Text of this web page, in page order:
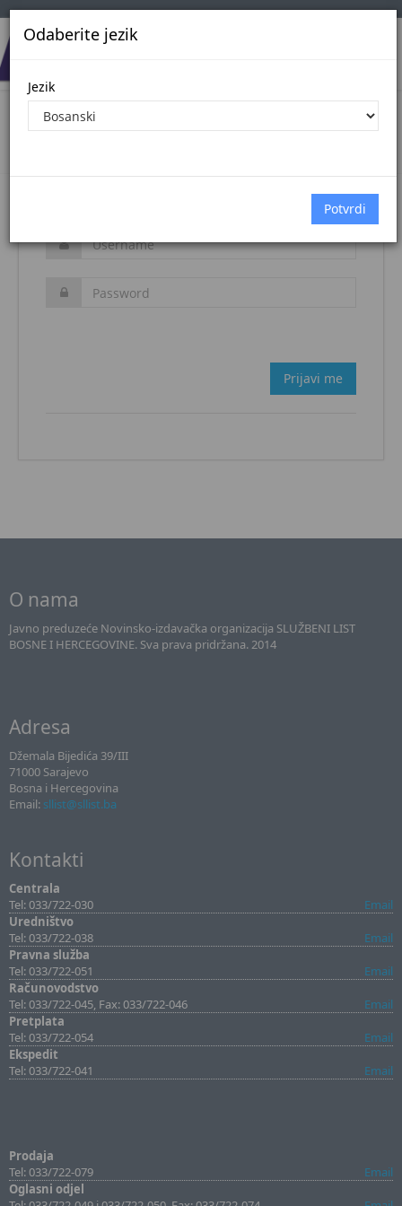
Odaberite jezik
Jezik
Login
Prijavi me
O nama
Javno preduzeće Novinsko-izdavačka organizacija SLUŽBENI LIST
BOSNE I HERCEGOVINE. Sva prava pridržana. 2014
Adresa
Džemala Bijedića 39/III
71000 Sarajevo
Bosna i Hercegovina
Email: sllist@sllist.ba
Kontakti
Centrala
Tel: 033/722-030
Email
Uredništvo
Tel: 033/722-038
Email
Pravna služba
Tel: 033/722-051
Email
Računovodstvo
Tel: 033/722-045, Fax: 033/722-046
Email
Pretplata
Tel: 033/722-054
Email
Ekspedit
Tel: 033/722-041
Email
Prodaja
Tel: 033/722-079
Email
Oglasni odjel